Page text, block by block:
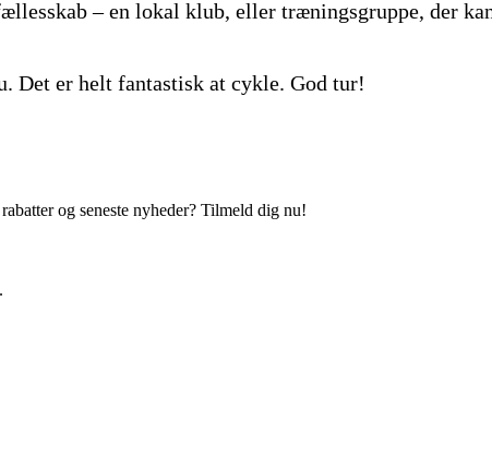
– en lokal klub, eller træningsgruppe, der
Det er helt fantastisk at cykle. God tur!
og seneste nyheder? Tilmeld dig nu!